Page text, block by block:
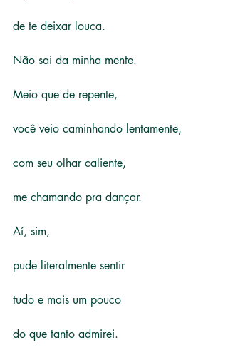
de te deixar louca.
Não sai da minha mente.
Meio que de repente,
você veio caminhando lentamente,
com seu olhar caliente,
me chamando pra dançar.
Aí, sim,
pude literalmente sentir
tudo e mais um pouco
do que tanto admirei.